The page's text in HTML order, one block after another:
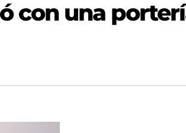
con una